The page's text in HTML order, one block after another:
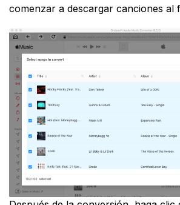
comenzar a descargar canciones al